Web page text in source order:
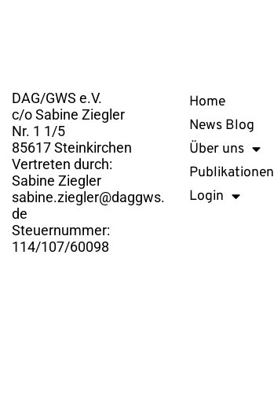
DAG/GWS e.V.
c/o Sabine Ziegler
Nr. 1 1/5
85617 Steinkirchen
Vertreten durch:
Sabine Ziegler
sabine.ziegler@daggws.
de
Steuernummer:
114/107/60098
Home
News Blog
Über uns
Publikationen
Login